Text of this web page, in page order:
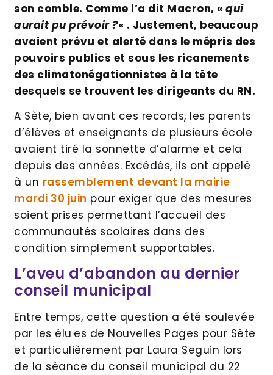
son comble. Comme l’a dit Macron, « qui
aurait pu prévoir ?« . Justement, beaucoup
avaient prévu et alerté dans le mépris des
pouvoirs publics et sous les ricanements
des climatonégationnistes à la tête
desquels se trouvent les dirigeants du RN.
A Sète, bien avant ces records, les parents
d’élèves et enseignants de plusieurs école
avaient tiré la sonnette d’alarme et cela
depuis des années. Excédés, ils ont appelé
à un rassemblement devant la mairie
mardi 30 juin pour exiger que des mesures
soient prises permettant l’accueil des
communautés scolaires dans des
condition simplement supportables.
L’aveu d’abandon au dernier
conseil municipal
Entre temps, cette question a été soulevée
par les élu·es de Nouvelles Pages pour Sète
et particulièrement par Laura Seguin lors
de la séance du conseil municipal du 22